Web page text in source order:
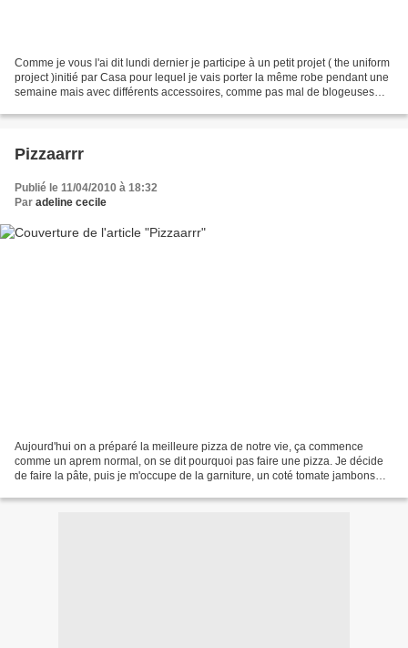
Comme je vous l'ai dit lundi dernier je participe à un petit projet ( the uniform
project )initié par Casa pour lequel je vais porter la même robe pendant une
semaine mais avec différents accessoires, comme pas mal de blogeuses
Pizzaarrr
Publié le 11/04/2010 à 18:32
Par adeline cecile
Aujourd'hui on a préparé la meilleure pizza de notre vie, ça commence
comme un aprem normal, on se dit pourquoi pas faire une pizza. Je décide
de faire la pâte, puis je m'occupe de la garniture, un coté tomate jambons